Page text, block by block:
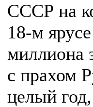
СССР на
18-м
миллиона
с прахом
целый